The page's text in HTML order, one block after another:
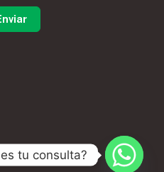
tu consulta?